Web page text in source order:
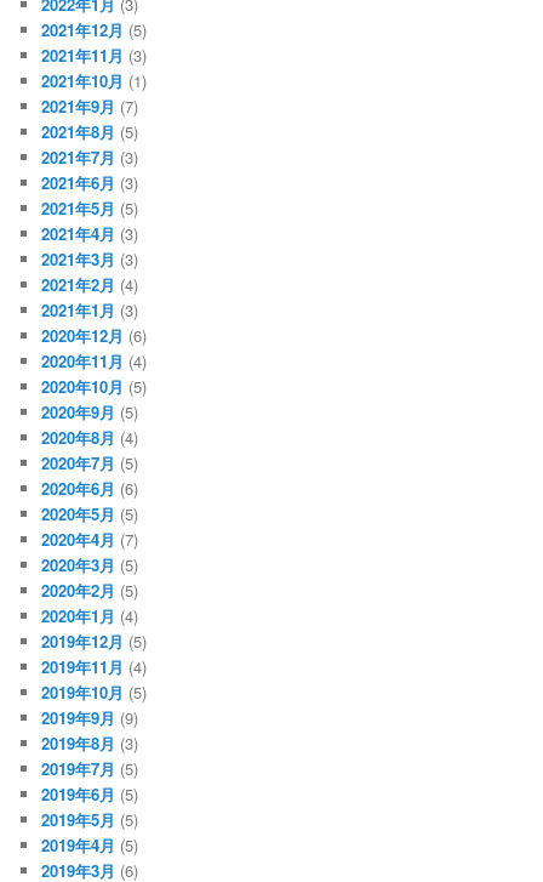
2021年12月 (5)
2021年11月 (3)
2021年10月 (1)
2021年9月 (7)
2021年8月 (5)
2021年7月 (3)
2021年6月 (3)
2021年5月 (5)
2021年4月 (3)
2021年3月 (3)
2021年2月 (4)
2021年1月 (3)
2020年12月 (6)
2020年11月 (4)
2020年10月 (5)
2020年9月 (5)
2020年8月 (4)
2020年7月 (5)
2020年6月 (6)
2020年5月 (5)
2020年4月 (7)
2020年3月 (5)
2020年2月 (5)
2020年1月 (4)
2019年12月 (5)
2019年11月 (4)
2019年10月 (5)
2019年9月 (9)
2019年8月 (3)
2019年7月 (5)
2019年6月 (5)
2019年5月 (5)
2019年4月 (5)
2019年3月 (6)